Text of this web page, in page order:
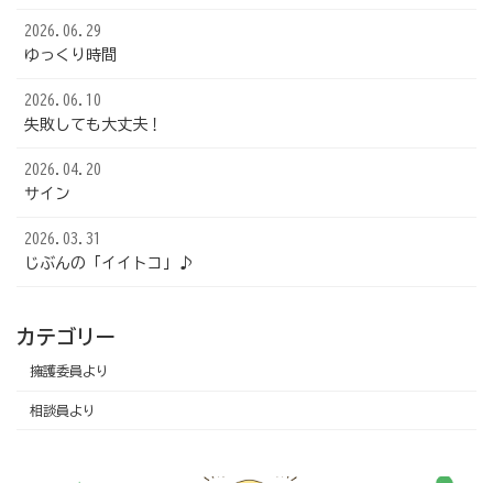
2026.06.29
ゆっくり時間
2026.06.10
失敗しても大丈夫！
2026.04.20
サイン
2026.03.31
じぶんの「イイトコ」♪
カテゴリー
擁護委員より
相談員より